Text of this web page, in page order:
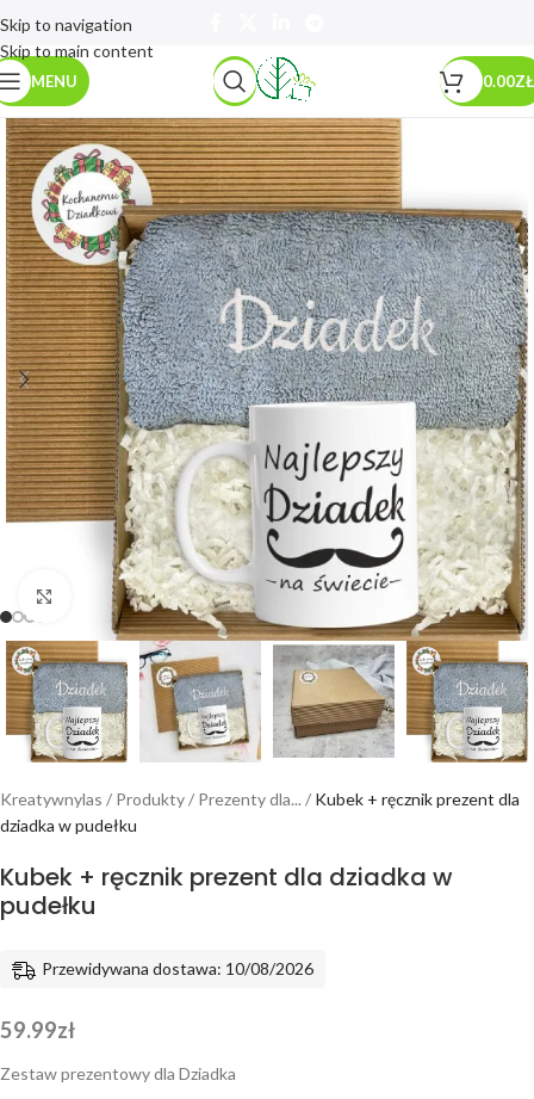
Skip to navigation
Skip to main content
MENU 0.00ZŁ
Powiększ
Kreatywnylas / Produkty/ Prezenty dla... / Kubek + ręcznik prezent dla
dziadka w pudełku
Kubek + ręcznik prezent dla dziadka w
pudełku
Przewidywana dostawa: 10/08/2026
59.99zł
Zestaw prezentowy dla Dziadka